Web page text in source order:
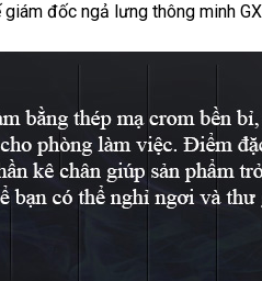
giám đốc ngả lưng thông minh